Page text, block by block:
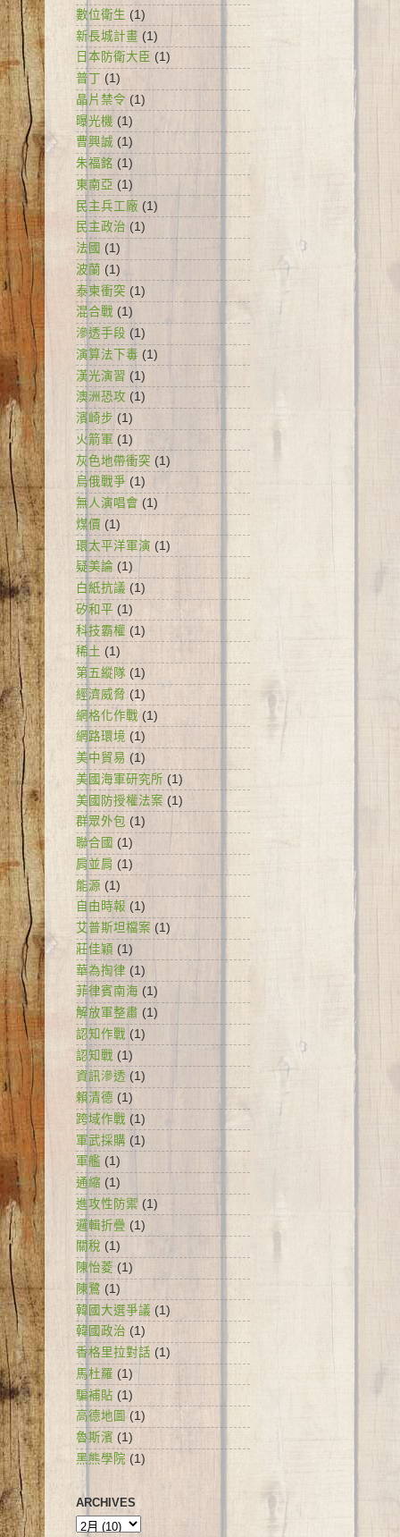
數位衛生 (1)
新長城計畫 (1)
日本防衛大臣 (1)
普丁 (1)
晶片禁令 (1)
曝光機 (1)
曹興誠 (1)
朱福銘 (1)
東南亞 (1)
民主兵工廠 (1)
民主政治 (1)
法國 (1)
波蘭 (1)
泰柬衝突 (1)
混合戰 (1)
滲透手段 (1)
演算法下毒 (1)
漢光演習 (1)
澳洲恐攻 (1)
濱崎步 (1)
火箭軍 (1)
灰色地帶衝突 (1)
烏俄戰爭 (1)
無人演唱會 (1)
煤價 (1)
環太平洋軍演 (1)
疑美論 (1)
白紙抗議 (1)
矽和平 (1)
科技霸權 (1)
稀土 (1)
第五縱隊 (1)
經濟威脅 (1)
網格化作戰 (1)
網路環境 (1)
美中貿易 (1)
美國海軍研究所 (1)
美國防授權法案 (1)
群眾外包 (1)
聯合國 (1)
肩並肩 (1)
能源 (1)
自由時報 (1)
艾普斯坦檔案 (1)
莊佳穎 (1)
華為掏律 (1)
菲律賓南海 (1)
解放軍整肅 (1)
認知作戰 (1)
認知戰 (1)
資訊滲透 (1)
賴清德 (1)
跨域作戰 (1)
軍武採購 (1)
軍艦 (1)
通縮 (1)
進攻性防禦 (1)
邏輯折疊 (1)
關稅 (1)
陳怡菱 (1)
陳鷺 (1)
韓國大選爭議 (1)
韓國政治 (1)
香格里拉對話 (1)
馬杜羅 (1)
騙補貼 (1)
高德地圖 (1)
魯斯濱 (1)
黑熊學院 (1)
ARCHIVES